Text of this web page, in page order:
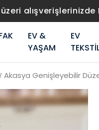
alışverişlerinizde
EV &
YAŞAM
EV
Akasya Genişleyebilir